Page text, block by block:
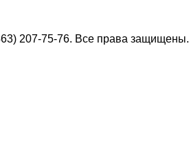
207-75-76. Все права защищены.